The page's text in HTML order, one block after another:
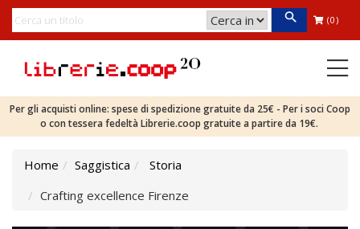
(0)
Per gli acquisti online: spese di spedizione gratuite da 25€ - Per i soci Coop
o con tessera fedeltà Librerie.coop gratuite a partire da 19€.
Home Saggistica
Storia
Crafting excellence Firenze